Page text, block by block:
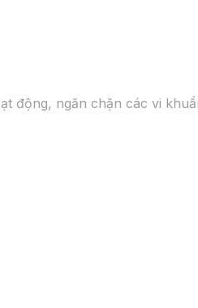
động, ngăn chặn các vi